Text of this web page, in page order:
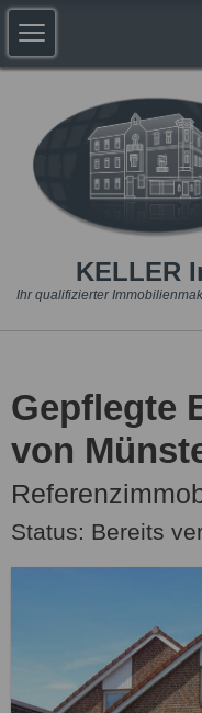
KELLER
Ihr qualifizierter
Gepflegte
von
Status: Bereits